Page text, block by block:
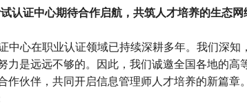
认证中心期待合作启航，共筑人才培养的生态网
中心在职业认证领域已持续深耕多年。我们深知
力是远远不够的。因此，我们诚邀全国各地的高
作伙伴，共同开启信息管理师人才培养的新篇章。